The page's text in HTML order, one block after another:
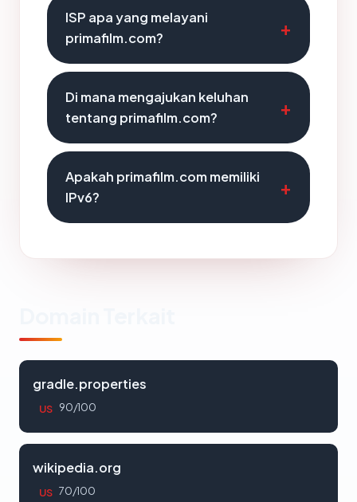
ISP apa yang melayani
primafilm.com?
Di mana mengajukan keluhan
tentang primafilm.com?
Apakah primafilm.com memiliki
IPv6?
gradle.properties
US 90/100
wikipedia.org
US 70/100